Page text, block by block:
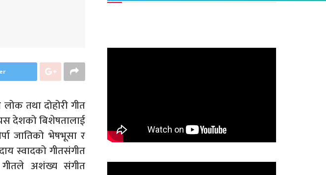
तथा दोहोरी गीत
देशको बिशेषतालाई
जातिको भेषभूसा र
स्वादको गीतसंगीत
गीतले अशंख्य संगीत